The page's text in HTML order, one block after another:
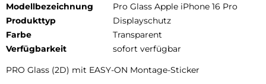
Modellbezeichnung
Pro Glass Apple iPhone 16 Pro
Produkttyp
Displayschutz
Farbe
Transparent
Verfügbarkeit
sofort verfügbar
PRO Glass (2D) mit EASY-ON Montage-Sticker